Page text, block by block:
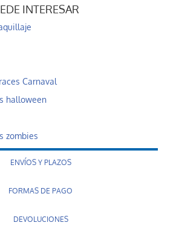
INTERESAR
Carnaval
halloween
zombies
ENVÍOS Y PLAZOS
FORMAS DE PAGO
DEVOLUCIONES